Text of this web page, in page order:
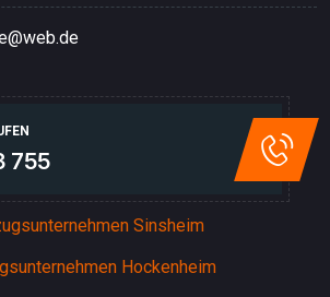
755
Sinsheim
Hockenheim